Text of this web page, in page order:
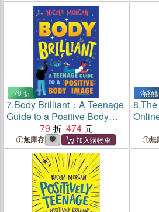
79 折
7.Body Brilliant：A Teenage
Guide to a Positive Body
79 474
無庫存
滿額
8.
無